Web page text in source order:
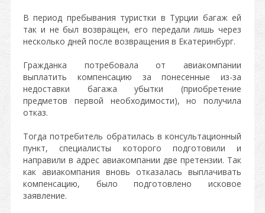
В период пребывания туристки в Турции багаж ей
так и не был возвращен, его передали лишь через
несколько дней после возвращения в Екатеринбург.
Гражданка потребовала от авиакомпании
выплатить компенсацию за понесенные из-за
недоставки багажа убытки (приобретение
предметов первой необходимости), но получила
отказ.
Тогда потребитель обратилась в консультационный
пункт, специалисты которого подготовили и
направили в адрес авиакомпании две претензии. Так
как авиакомпания вновь отказалась выплачивать
компенсацию, было подготовлено исковое
заявление.